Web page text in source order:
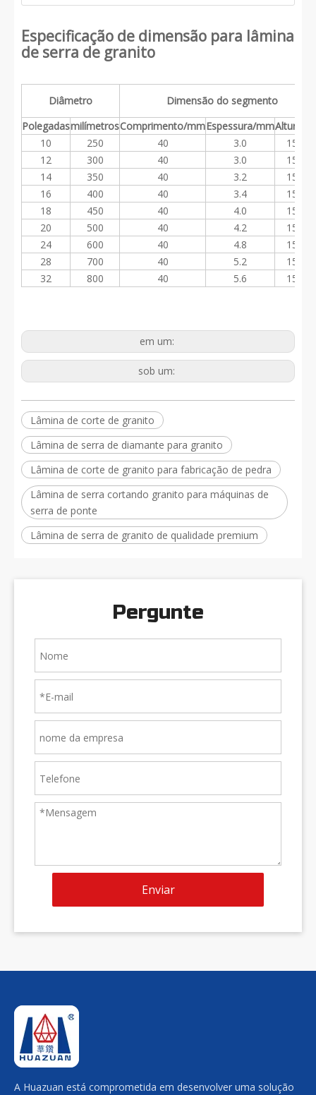
Especificação de dimensão para lâmina
de serra de granito
Diâmetro
Dimensão do segmento
PolegadasmilímetrosComprimento/mmEspessura/mmAltura/
10
250 40 3.0
15/20
12
300 40 3.0
15/20
14
350 40 3.2
15/20
16
400 40 3.4
15/20
18
450 40 4.0
15/20
20
500 40 4.2
15/20
24
600 40 4.8
15/20
28
700 40 5.2
15/20
32
800 40 5.6 15/20
em um:
sob um:
Lâmina de corte de granito
Lâmina de serra de diamante para granito
Lâmina de corte de granito para fabricação de pedra
Lâmina de serra cortando granito para máquinas de
serra de ponte
Lâmina de serra de granito de qualidade premium
Pergunte
Enviar
A Huazuan está comprometida em desenvolver uma solução